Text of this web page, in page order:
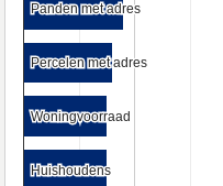
Panden met adres
Panden met adres
Percelen met adres
Percelen met adres
Woningvoorraad
Woningvoorraad
Huishoudens
Huishoudens